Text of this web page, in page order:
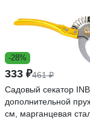
-28%
333 ₽461 ₽
Садовый секатор
дополнительной
см, марганцевая